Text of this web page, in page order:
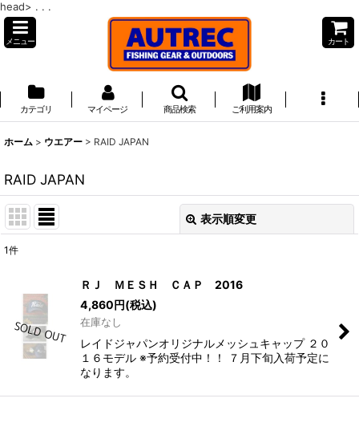
head> . . .
メニュー カート
カテゴリ マイページ 商品検索 ご利用案内
ホーム > ウエアー > RAID JAPAN
RAID JAPAN
表示順変更
並び順
絞り込む
1件
ＲＪ ＭＥＳＨ ＣＡＰ 2016
4,860円(税込)
在庫なし
レイドジャパンオリジナルメッシュキャップ ２０
１６モデル ※予約受付中！！ ７月下旬入荷予定に
なります。